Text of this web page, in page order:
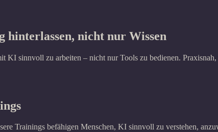
hinterlassen, nicht nur Wissen
KI sinnvoll zu arbeiten – nicht nur Tools zu bedienen.
Trainings befähigen Menschen, KI sinnvoll zu verstehen,